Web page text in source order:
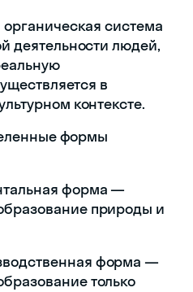
система
деятельности людей,
в
контексте.
формы
форма —
природы и
форма —
только